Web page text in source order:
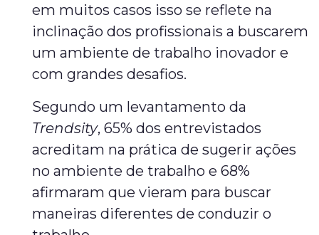
em muitos casos isso se reflete na
inclinação dos profissionais a buscarem
um ambiente de trabalho inovador e
com grandes desafios.
Segundo um levantamento da
Trendsity, 65% dos entrevistados
acreditam na prática de sugerir ações
no ambiente de trabalho e 68%
afirmaram que vieram para buscar
maneiras diferentes de conduzir o